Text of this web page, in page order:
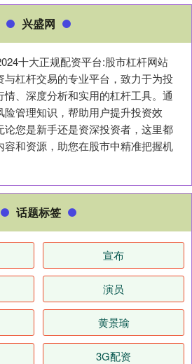
兴盛网
十大正规配资平台:股市杠杆网站
与杠杆交易的专业平台，致力于为投
、深度分析和实用的杠杆工具。通
管理知识，帮助用户提升投资效
论您是新手还是资深投资者，这里都
容和资源，助您在股市中精准把握机
话题标签
宣布
演员
黄景瑜
3G配资